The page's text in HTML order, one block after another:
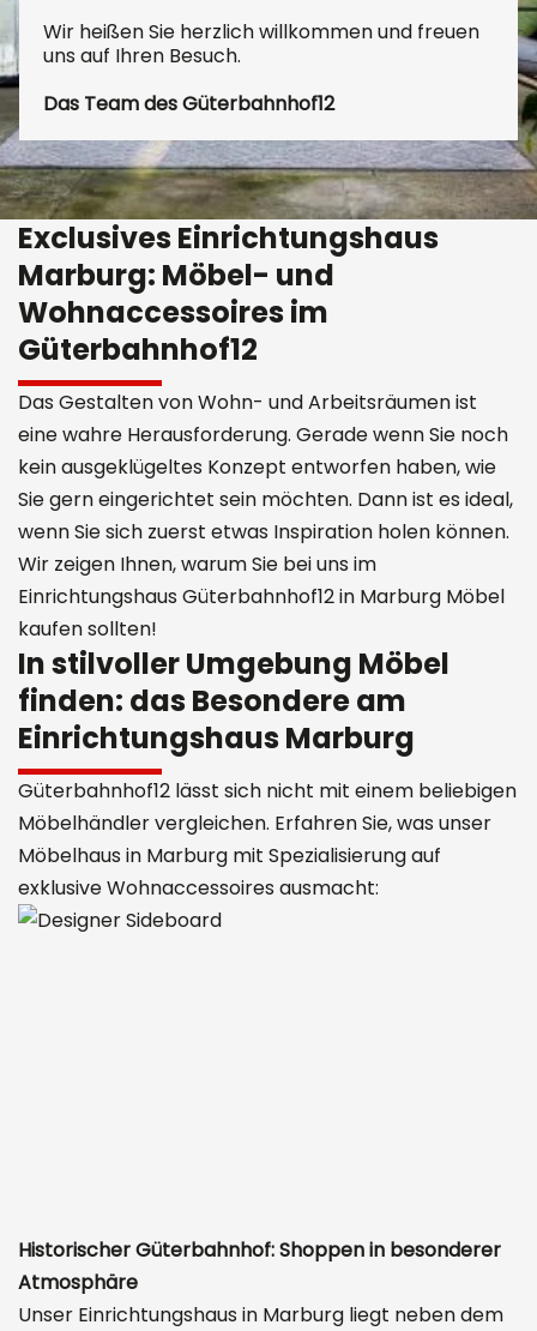
Wir heißen Sie herzlich willkommen und freuen
uns auf Ihren Besuch.
Das Team des Güterbahnhof12
Exclusives Einrichtungshaus
Marburg: Möbel- und
Wohnaccessoires im
Güterbahnhof12
Das Gestalten von Wohn- und Arbeitsräumen ist
eine wahre Herausforderung. Gerade wenn Sie noch
kein ausgeklügeltes Konzept entworfen haben, wie
Sie gern eingerichtet sein möchten. Dann ist es ideal,
wenn Sie sich zuerst etwas Inspiration holen können.
Wir zeigen Ihnen, warum Sie bei uns im
Einrichtungshaus Güterbahnhof12 in Marburg Möbel
kaufen sollten!
In stilvoller Umgebung Möbel
finden: das Besondere am
Einrichtungshaus Marburg
Güterbahnhof12 lässt sich nicht mit einem beliebigen
Möbelhändler vergleichen. Erfahren Sie, was unser
Möbelhaus in Marburg mit Spezialisierung auf
exklusive Wohnaccessoires ausmacht:
Historischer Güterbahnhof: Shoppen in besonderer
Atmosphäre
Unser Einrichtungshaus in Marburg liegt neben dem